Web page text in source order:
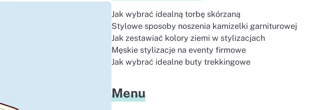
Jak wybrać idealną torbę skórzaną
Stylowe sposoby noszenia kamizelki garniturowej
Jak zestawiać kolory ziemi w stylizacjach
Męskie stylizacje na eventy firmowe
Jak wybrać idealne buty trekkingowe
Menu